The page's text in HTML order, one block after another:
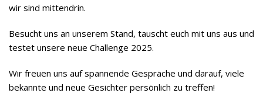
wir sind mittendrin.
Besucht uns an unserem Stand, tauscht euch mit uns aus und
testet unsere neue Challenge 2025.
Wir freuen uns auf spannende Gespräche und darauf, viele
bekannte und neue Gesichter persönlich zu treffen!